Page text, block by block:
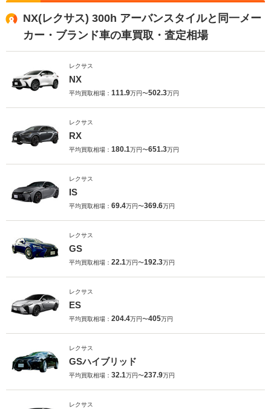
NX(レクサス) 300h アーバンスタイルと同一メー
カー・ブランド車の車買取・査定相場
レクサス
NX
平均買取相場： 111.9万円〜502.3万円
レクサス
RX
平均買取相場： 180.1万円〜651.3万円
レクサス
IS
平均買取相場： 69.4万円〜369.6万円
レクサス
GS
平均買取相場： 22.1万円〜192.3万円
レクサス
ES
平均買取相場： 204.4万円〜405万円
レクサス
GSハイブリッド
平均買取相場： 32.1万円〜237.9万円
レクサス